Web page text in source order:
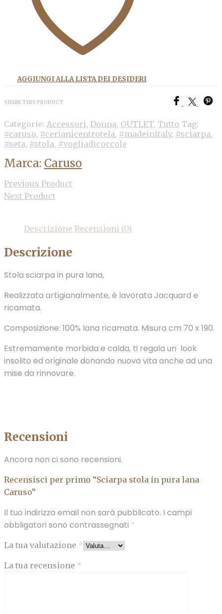
AGGIUNGI ALLA LISTA DEI DESIDERI
SHARE THIS PRODUCT
Categorie: Accessori, Donna, OUTLET, Tutto Tag:
#caruso, #cerianicentrotela, #madeinitaly, #sciarpa,
#seta, #stola, #vogliadicoccole
Marca: Caruso
Previous Product
Next Product
Descrizione Recensioni (0)
Descrizione
Stola sciarpa in pura lana,
Realizzata artigianalmente, è lavorata Jacquard e
ricamata.
Composizione: 100% lana ricamata. Misura cm 70 x 190.
Estremamente morbida e calda, ti regala un look
insolito ed originale donando nuova vita anche ad una
mise da rinnovare.
Recensioni
Ancora non ci sono recensioni.
Recensisci per primo “Sciarpa stola in pura lana
Caruso”
Il tuo indirizzo email non sarà pubblicato. I campi
obbligatori sono contrassegnati *
La tua valutazione *
La tua recensione *